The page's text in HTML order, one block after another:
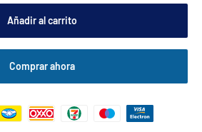
Añadir al carrito
Comprar ahora